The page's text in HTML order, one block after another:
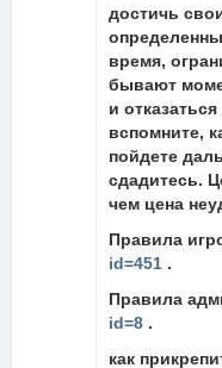
достичь
время,
бывают
и
вспомните,
пойдете
сдадитесь.
чем цена
Правила
id=451 .
Правила
id=8 .
как